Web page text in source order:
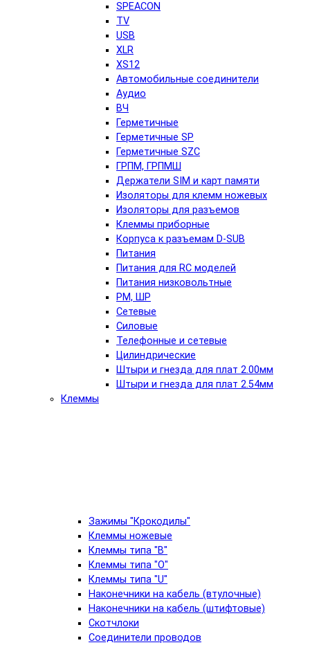
SPEACON
TV
USB
XLR
XS12
Автомобильные соединители
Аудио
ВЧ
Герметичные
Герметичные SP
Герметичные SZC
ГРПМ, ГРПМШ
Держатели SIM и карт памяти
Изоляторы для клемм ножевых
Изоляторы для разъемов
Клеммы приборные
Корпуса к разъемам D-SUB
Питания
Питания для RC моделей
Питания низковольтные
РМ, ШР
Сетевые
Силовые
Телефонные и сетевые
Цилиндрические
Штыри и гнезда для плат 2.00мм
Штыри и гнезда для плат 2.54мм
Клеммы
Зажимы "Крокодилы"
Клеммы ножевые
Клеммы типа "B"
Клеммы типа "O"
Клеммы типа "U"
Наконечники на кабель (втулочные)
Наконечники на кабель (штифтовые)
Скотчлоки
Соединители проводов